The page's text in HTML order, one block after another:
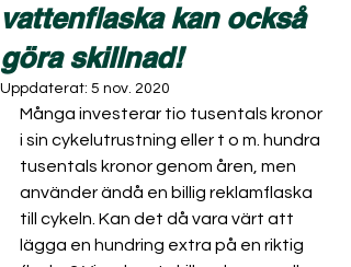
vattenflaska kan också
göra skillnad!
Uppdaterat: 5 nov. 2020
Många investerar tio tusentals kronor
i sin cykelutrustning eller t o m. hundra
tusentals kronor genom åren, men
använder ändå en billig reklamflaska
till cykeln. Kan det då vara värt att
lägga en hundring extra på en riktig